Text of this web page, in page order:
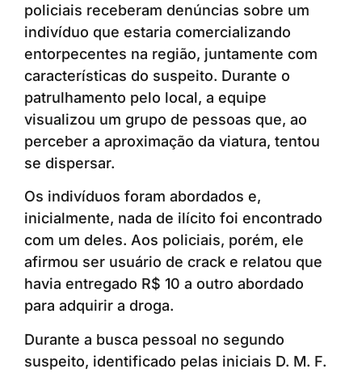
policiais receberam denúncias sobre um
indivíduo que estaria comercializando
entorpecentes na região, juntamente com
características do suspeito. Durante o
patrulhamento pelo local, a equipe
visualizou um grupo de pessoas que, ao
perceber a aproximação da viatura, tentou
se dispersar.
Os indivíduos foram abordados e,
inicialmente, nada de ilícito foi encontrado
com um deles. Aos policiais, porém, ele
afirmou ser usuário de crack e relatou que
havia entregado R$ 10 a outro abordado
para adquirir a droga.
Durante a busca pessoal no segundo
suspeito, identificado pelas iniciais D. M. F.